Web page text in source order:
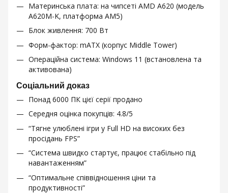
Материнська плата: на чипсеті AMD A620 (модель
A620M-K, платформа AM5)
Блок живлення: 700 Вт
Форм-фактор: mATX (корпус Middle Tower)
Операційна система: Windows 11 (встановлена та
активована)
Соціальний доказ
Понад 6000 ПК цієї серії продано
Середня оцінка покупців: 4.8/5
“Тягне улюблені ігри у Full HD на високих без
просідань FPS”
“Система швидко стартує, працює стабільно під
навантаженням”
“Оптимальне співвідношення ціни та
продуктивності”